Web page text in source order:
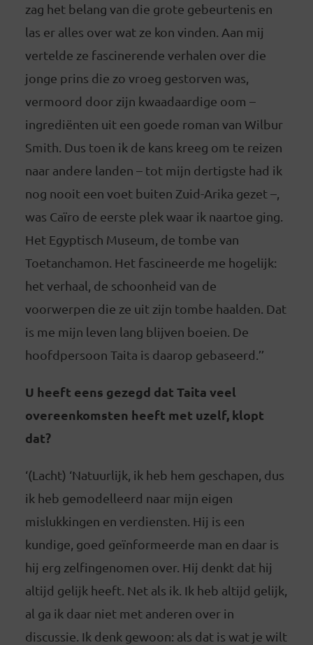
zag het belang van die grote gebeurtenis en
las er alles over wat ze kon vinden. Aan mij
vertelde ze fascinerende verhalen over die
jonge prins die zo vroeg gestorven was,
vermoord door zijn kwaadaardige oom –
ingrediënten uit een goede roman van Wilbur
Smith. Dus toen ik de kans kreeg om te reizen
naar andere landen – tot mijn dertigste had ik
nog nooit een voet buiten Zuid-Arika gezet –,
was Caïro de eerste plek waar ik naartoe ging.
Het Egyptisch Museum, de tombe van
Toetanchamon. Het fascineerde me hogelijk:
het verhaal, de schoonheid van de
voorwerpen die ze uit zijn tombe haalden. Dat
is me mijn leven lang blijven boeien. De
hoofdpersoon Taita is daarop gebaseerd.’’
U heeft eens gezegd dat Taita veel
overeenkomsten heeft met uzelf, klopt
dat?
‘(Lacht) ‘Natuurlijk, ik heb hem geschapen, dus
ik heb gemodelleerd naar mijn eigen
mislukkingen en verdiensten. Hij is een
kundige, goed geïnformeerde man en daar is
hij erg zelfingenomen over. Hij denkt dat hij
altijd gelijk heeft. Net als ik. Ik heb altijd gelijk,
al ga ik daar niet met anderen over in
discussie. Ik denk gewoon: als dat is wat je wilt